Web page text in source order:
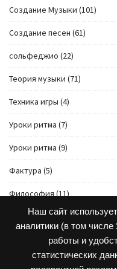
Наш сайт
аналитики (в том
работы и
статистических
Создание Музыки (101)
Создание песен (61)
сольфеджио (22)
Теория музыки (71)
Техника игры (4)
Уроки ритма (7)
Уроки ритма (9)
Фактура (5)
Философия(11)
Чувство ритма(2)